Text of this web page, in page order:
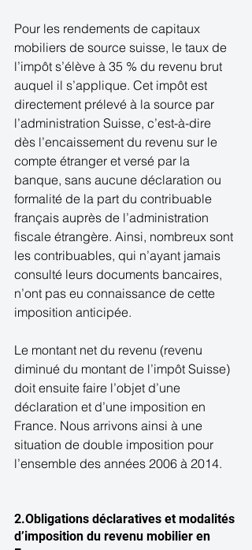
Pour les rendements de capitaux
mobiliers de source suisse, le taux de
l’impôt s’élève à 35 % du revenu brut
auquel il s’applique. Cet impôt est
directement prélevé à la source par
l’administration Suisse, c’est-à-dire
dès l’encaissement du revenu sur le
compte étranger et versé par la
banque, sans aucune déclaration ou
formalité de la part du contribuable
français auprès de l’administration
fiscale étrangère. Ainsi, nombreux sont
les contribuables, qui n’ayant jamais
consulté leurs documents bancaires,
n’ont pas eu connaissance de cette
imposition anticipée.
Le montant net du revenu (revenu
diminué du montant de l’impôt Suisse)
doit ensuite faire l’objet d’une
déclaration et d’une imposition en
France. Nous arrivons ainsi à une
situation de double imposition pour
l’ensemble des années 2006 à 2014.
2.Obligations déclaratives et modalités
d’imposition du revenu mobilier en